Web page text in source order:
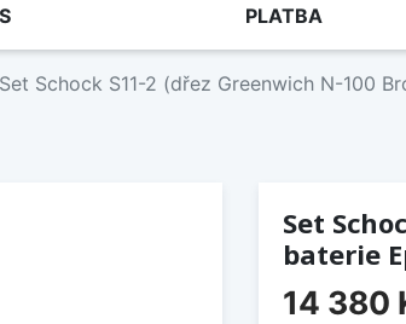
PLATBA
Set Schock S11-2 (dřez Greenwich N-100
Set
baterie
14 380